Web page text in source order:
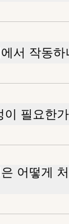
서 작동하
필요한
어떻게